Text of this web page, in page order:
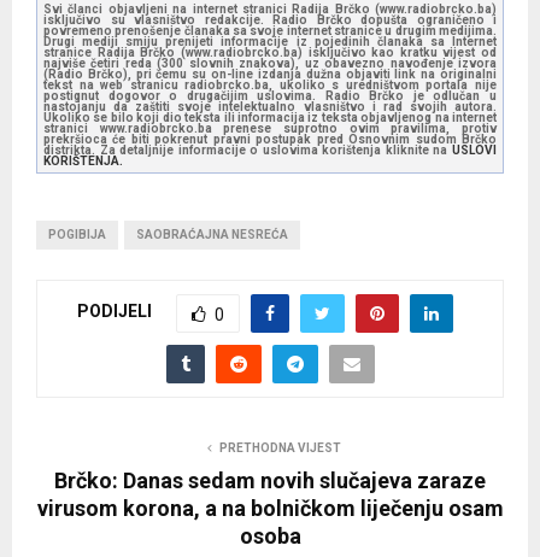
Svi članci objavljeni na internet stranici Radija Brčko (www.radiobrcko.ba)
isključivo su vlasništvo redakcije. Radio Brčko dopušta ograničeno i
povremeno prenošenje članaka sa svoje internet stranice u drugim medijima.
Drugi mediji smiju prenijeti informacije iz pojedinih članaka sa Internet
stranice Radija Brčko (www.radiobrcko.ba) isključivo kao kratku vijest od
najviše četiri reda (300 slovnih znakova), uz obavezno navođenje izvora
(Radio Brčko), pri čemu su on-line izdanja dužna objaviti link na originalni
tekst na web stranicu radiobrcko.ba, ukoliko s uredništvom portala nije
postignut dogovor o drugačijim uslovima. Radio Brčko je odlučan u
nastojanju da zaštiti svoje intelektualno vlasništvo i rad svojih autora.
Ukoliko se bilo koji dio teksta ili informacija iz teksta objavljenog na internet
stranici www.radiobrcko.ba prenese suprotno ovim pravilima, protiv
prekršioca će biti pokrenut pravni postupak pred Osnovnim sudom Brčko
distrikta. Za detaljnije informacije o uslovima korištenja kliknite na USLOVI
KORIŠTENJA.
POGIBIJA SAOBRAĆAJNA NESREĆA
PODIJELI 0
PRETHODNA VIJEST
Brčko: Danas sedam novih slučajeva zaraze
virusom korona, a na bolničkom liječenju osam
osoba